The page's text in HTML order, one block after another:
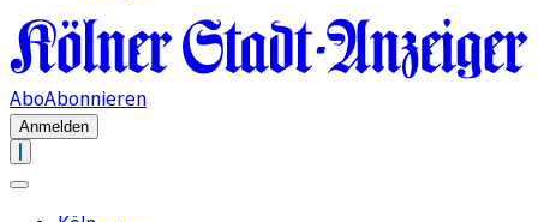
AboAbonnieren
Anmelden